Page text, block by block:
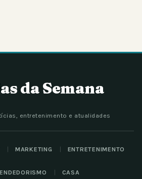
da Semana
entretenimento e atualidades
MARKETING ENTRETENIMENTO
CASA